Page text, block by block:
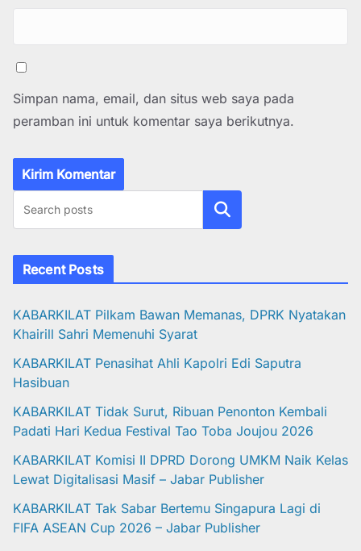
Simpan nama, email, dan situs web saya pada
peramban ini untuk komentar saya berikutnya.
Cari
Recent Posts
KABARKILAT Pilkam Bawan Memanas, DPRK Nyatakan
Khairill Sahri Memenuhi Syarat
KABARKILAT Penasihat Ahli Kapolri Edi Saputra
Hasibuan
KABARKILAT Tidak Surut, Ribuan Penonton Kembali
Padati Hari Kedua Festival Tao Toba Joujou 2026
KABARKILAT Komisi II DPRD Dorong UMKM Naik Kelas
Lewat Digitalisasi Masif – Jabar Publisher
KABARKILAT Tak Sabar Bertemu Singapura Lagi di
FIFA ASEAN Cup 2026 – Jabar Publisher